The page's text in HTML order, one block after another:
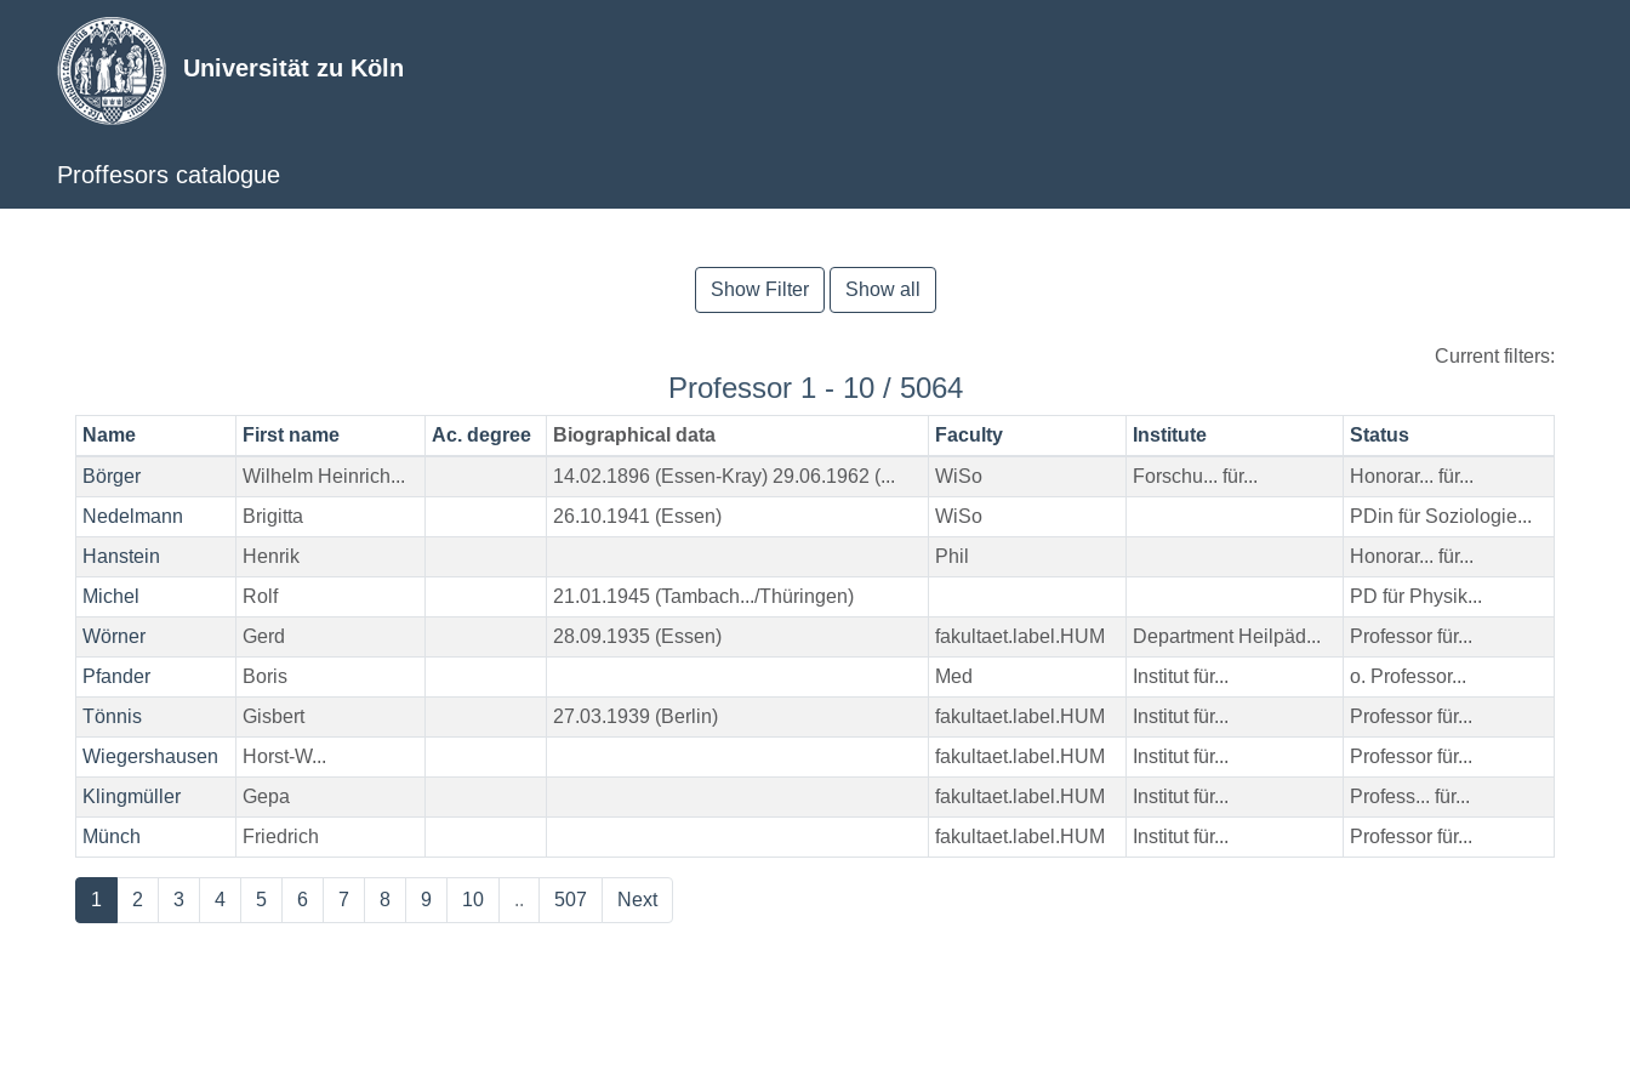
Universität zu Köln
Proffesors catalogue
Show Filter Show all
Current filters:
Professor 1 - 10 / 5064
Name First name Ac. degree Biographical data Faculty Institute
Status
Börger
Wilhelm Heinrich... 14.02.1896 (Essen-Kray) 29.06.1962 (... WiSo Forschu... für...
Honorar... für...
Nedelmann
Brigitta 26.10.1941 (Essen) WiSo
PDin für Soziologie...
Hanstein
Henrik Phil
Honorar... für...
Michel
Rolf 21.01.1945 (Tambach.../Thüringen)
PD für Physik...
Wörner
Gerd 28.09.1935 (Essen) fakultaet.label.HUM Department Heilpäd...
Professor für...
Pfander
Boris Med Institut für...
o. Professor...
Tönnis
Gisbert 27.03.1939 (Berlin) fakultaet.label.HUM Institut für...
Professor für...
Wiegershausen
Horst-W... fakultaet.label.HUM Institut für...
Professor für...
Klingmüller
Gepa fakultaet.label.HUM Institut für...
Profess... für...
Münch
Friedrich fakultaet.label.HUM Institut für... Professor für...
1 2 3 4 5 6 7 8 9 10 .. 507 Next